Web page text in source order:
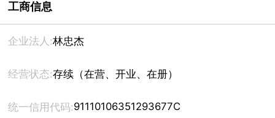
工商信息
企业法人:林忠杰
经营状态:存续（在营、开业、在册）
统一信用代码:91110106351293677C